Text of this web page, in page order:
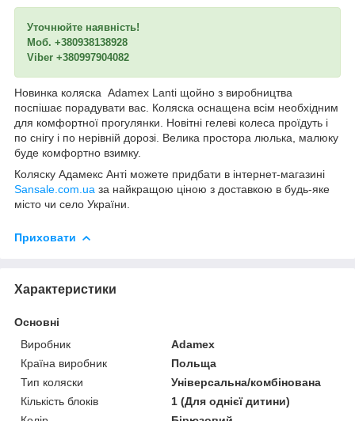
Уточнюйте наявність!
Моб. +380938138928
Viber +380997904082
Новинка коляска Adamex Lanti щойно з виробництва
поспішає порадувати вас. Коляска оснащена всім необхідним
для комфортної прогулянки. Новітні гелеві колеса проїдуть і
по снігу і по нерівній дорозі. Велика простора люлька, малюку
буде комфортно взимку.
Коляску Адамекс Анті можете придбати в інтернет-магазині
Sansale.com.ua за найкращою ціною з доставкою в будь-яке
місто чи село України.
Приховати
Характеристики
Основні
Виробник
Adamex
Країна виробник
Польща
Тип коляски
Універсальна/комбінована
Кількість блоків
1 (Для однієї дитини)